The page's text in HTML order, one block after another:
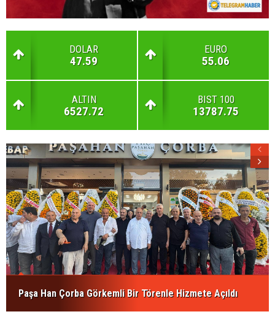
DOLAR
47.59
EURO
55.06
ALTIN
6527.72
BIST 100
13787.75
Paşa Han Çorba Görkemli Bir Törenle Hizmete Açıldı